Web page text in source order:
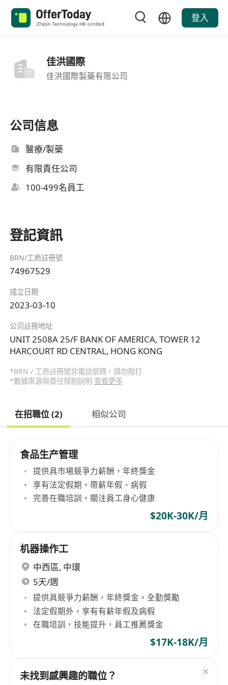
登入
佳洪國際
佳洪國際製藥有限公司
公司信息
醫療/製藥
有限責任公司
100-499名員工
登記資訊
BRN/工商註冊號
74967529
成立日期
2023-03-10
公司註冊地址
UNIT 2508A 25/F BANK OF AMERICA, TOWER 12
HARCOURT RD CENTRAL, HONG KONG
*BRN / 工商註冊號非電話號碼，請勿撥打
*數據來源與責任限制說明 查看更多
在招職位 (2) 相似公司
食品生产管理
提供具市場競爭力薪酬，年終獎金
享有法定假期，帶薪年假、病假
完善在職培訓，關注員工身心健康
$20K-30K/月
机器操作工
中西區, 中環
5天/週
提供具競爭力薪酬，年終獎金，全勤獎勵
法定假期外，享有有薪年假及病假
在職培訓，技能提升，員工推薦獎金
$17K-18K/月
未找到感興趣的職位？